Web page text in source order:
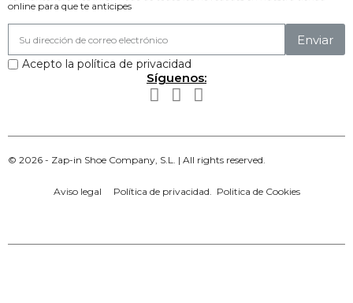
online para que te anticipes
Enviar
Acepto la política de privacidad
Síguenos:
© 2026 - Zap-in Shoe Company, S.L. | All rights reserved.
Aviso legal Política de privacidad Politica de Cookies